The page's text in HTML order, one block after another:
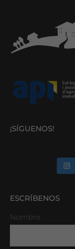
¡SÍGUENOS!
ESCRÍBENOS
Nombre